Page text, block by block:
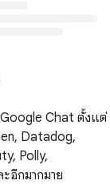
Chat ตั้งแต่
Datadog,
Polly,
อีกมากมาย